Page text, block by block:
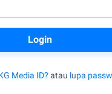
Media ID? atau lupa